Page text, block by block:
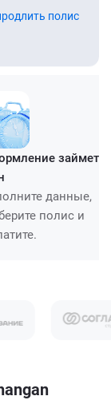
полис
займет
данные,
полис и